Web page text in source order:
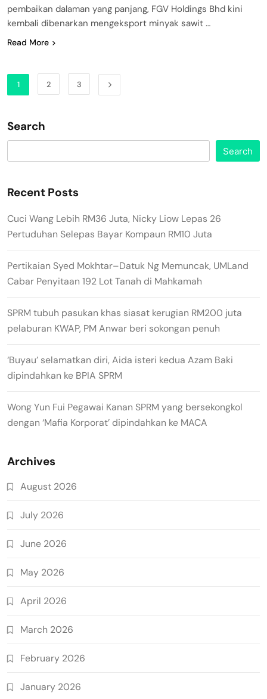
pembaikan dalaman yang panjang, FGV Holdings Bhd kini
kembali dibenarkan mengeksport minyak sawit …
Read More
1 2 3
Search
Search
Recent Posts
Cuci Wang Lebih RM36 Juta, Nicky Liow Lepas 26
Pertuduhan Selepas Bayar Kompaun RM10 Juta
Pertikaian Syed Mokhtar–Datuk Ng Memuncak, UMLand
Cabar Penyitaan 192 Lot Tanah di Mahkamah
SPRM tubuh pasukan khas siasat kerugian RM200 juta
pelaburan KWAP, PM Anwar beri sokongan penuh
‘Buyau’ selamatkan diri, Aida isteri kedua Azam Baki
dipindahkan ke BPIA SPRM
Wong Yun Fui Pegawai Kanan SPRM yang bersekongkol
dengan ‘Mafia Korporat’ dipindahkan ke MACA
Archives
August 2026
July 2026
June 2026
May 2026
April 2026
March 2026
February 2026
January 2026